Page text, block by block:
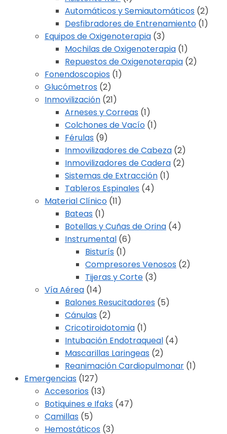
Automáticos y Semiautomáticos (2)
Desfibradores de Entrenamiento (1)
Equipos de Oxigenoterapia (3)
Mochilas de Oxigenoterapia (1)
Repuestos de Oxigenoterapia (2)
Fonendoscopios (1)
Glucómetros (2)
Inmovilización (21)
Arneses y Correas (1)
Colchones de Vacío (1)
Férulas (9)
Inmovilizadores de Cabeza (2)
Inmovilizadores de Cadera (2)
Sistemas de Extracción (1)
Tableros Espinales (4)
Material Clínico (11)
Bateas (1)
Botellas y Cuñas de Orina (4)
Instrumental (6)
Bisturís (1)
Compresores Venosos (2)
Tijeras y Corte (3)
Vía Aérea (14)
Balones Resucitadores (5)
Cánulas (2)
Cricotiroidotomia (1)
Intubación Endotraqueal (4)
Mascarillas Laringeas (2)
Reanimación Cardiopulmonar (1)
Emergencias (127)
Accesorios (13)
Botiquines e Ifaks (47)
Camillas (5)
Hemostáticos (3)